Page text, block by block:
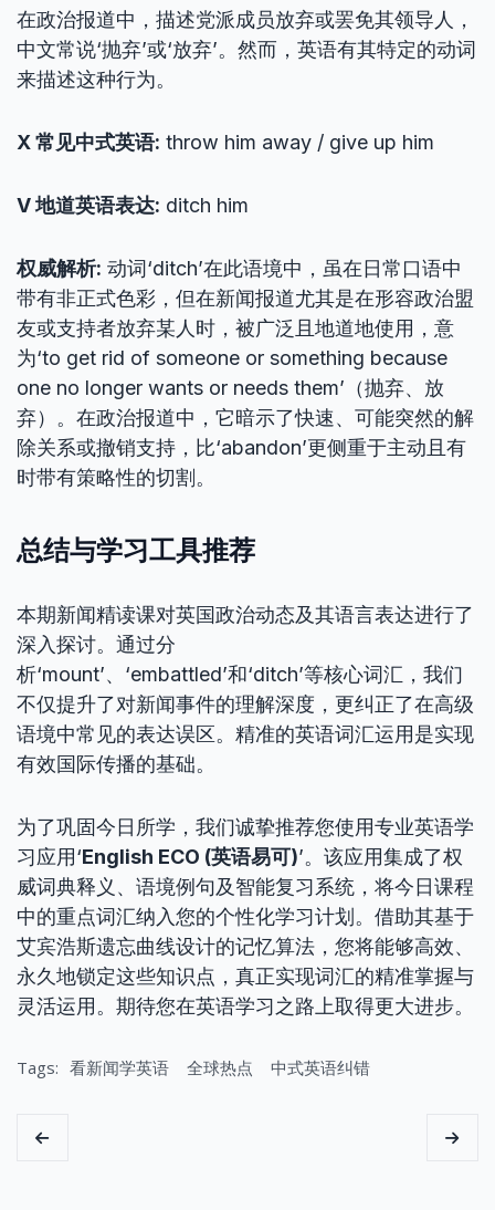
在政治报道中，描述党派成员放弃或罢免其领导人，
中文常说‘抛弃’或‘放弃’。然而，英语有其特定的动词
来描述这种行为。
X 常见中式英语: throw him away / give up him
V 地道英语表达: ditch him
权威解析: 动词‘ditch’在此语境中，虽在日常口语中
带有非正式色彩，但在新闻报道尤其是在形容政治盟
友或支持者放弃某人时，被广泛且地道地使用，意
为‘to get rid of someone or something because
one no longer wants or needs them’（抛弃、放
弃）。在政治报道中，它暗示了快速、可能突然的解
除关系或撤销支持，比‘abandon’更侧重于主动且有
时带有策略性的切割。
总结与学习工具推荐
本期新闻精读课对英国政治动态及其语言表达进行了
深入探讨。通过分
析‘mount’、‘embattled’和‘ditch’等核心词汇，我们
不仅提升了对新闻事件的理解深度，更纠正了在高级
语境中常见的表达误区。精准的英语词汇运用是实现
有效国际传播的基础。
为了巩固今日所学，我们诚挚推荐您使用专业英语学
习应用‘English ECO (英语易可)’。该应用集成了权
威词典释义、语境例句及智能复习系统，将今日课程
中的重点词汇纳入您的个性化学习计划。借助其基于
艾宾浩斯遗忘曲线设计的记忆算法，您将能够高效、
永久地锁定这些知识点，真正实现词汇的精准掌握与
灵活运用。期待您在英语学习之路上取得更大进步。
Tags: 看新闻学英语 全球热点 中式英语纠错